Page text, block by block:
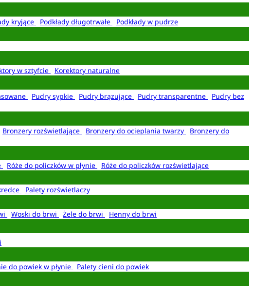
kryjące Podkłady długotrwałe
Podkłady w pudrze
w sztyfcie
Korektory naturalne
Pudry sypkie Pudry brązujące Pudry transparentne
Pudry bez
Bronzery rozświetlające Bronzery do ocieplania twarzy
Bronzery do
Róże do policzków w płynie
Róże do policzków rozświetlające
Palety rozświetlaczy
Woski do brwi Żele do brwi
Henny do brwi
do powiek w płynie
Palety cieni do powiek